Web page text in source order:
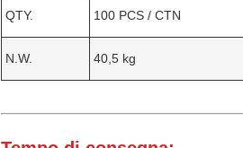
QTY. 100 PCS / CTN
N.W. 40,5 kg